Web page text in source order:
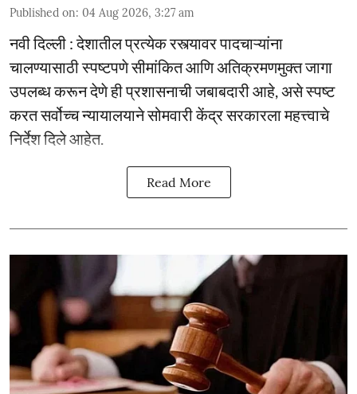
Published on: 04 Aug 2026, 3:27 am
नवी दिल्ली : देशातील प्रत्येक रस्त्यावर पादचाऱ्यांना
चालण्यासाठी स्पष्टपणे सीमांकित आणि अतिक्रमणमुक्त जागा
उपलब्ध करून देणे ही प्रशासनाची जबाबदारी आहे, असे स्पष्ट
करत सर्वोच्च न्यायालयाने सोमवारी केंद्र सरकारला महत्त्वाचे
निर्देश दिले आहेत.
Read More